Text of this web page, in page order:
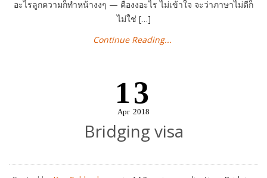
อะไรลูกความก็ทำหน้างงๆ — คืองงอะไร ไม่เข้าใจ จะว่าภาษาไม่ดีก็
ไม่ใช่ […]
Continue Reading...
13
Apr 2018
Bridging visa